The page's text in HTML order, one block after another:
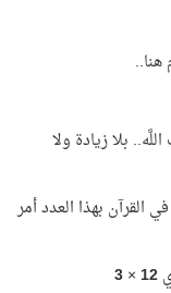
هنا..
في كتاب اللَّه.. بلا زيادة ولا
بهذا العدد أمر
12
×
3